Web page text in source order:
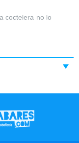
coctelera no lo